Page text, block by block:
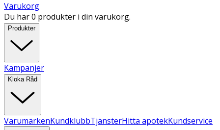
Varukorg
Du har 0 produkter i din varukorg.
Produkter
Kampanjer
Kloka Råd
VarumärkenKundklubbTjänsterHitta apotekKundservice